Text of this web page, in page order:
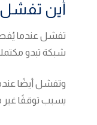
أين تفشل
تفشل عندما
شبكة تبدو
وتفشل أيضًا
يسبب توقفًا غير